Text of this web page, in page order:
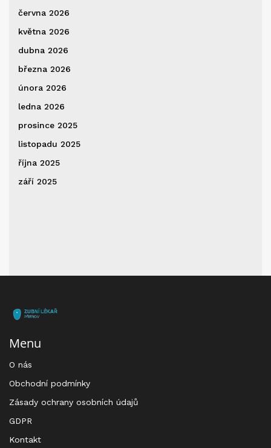
června 2026
května 2026
dubna 2026
března 2026
února 2026
ledna 2026
prosince 2025
listopadu 2025
října 2025
září 2025
Menu
O nás
Obchodní podmínky
Zásady ochrany osobních údajů
GDPR
Kontakt